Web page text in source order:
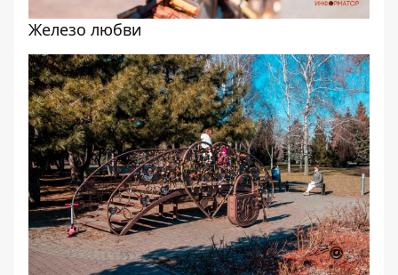
Железо любви